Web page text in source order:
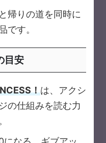
帰りの道を同時に
です。
目安
！は、アクシ
の仕組みを読む力